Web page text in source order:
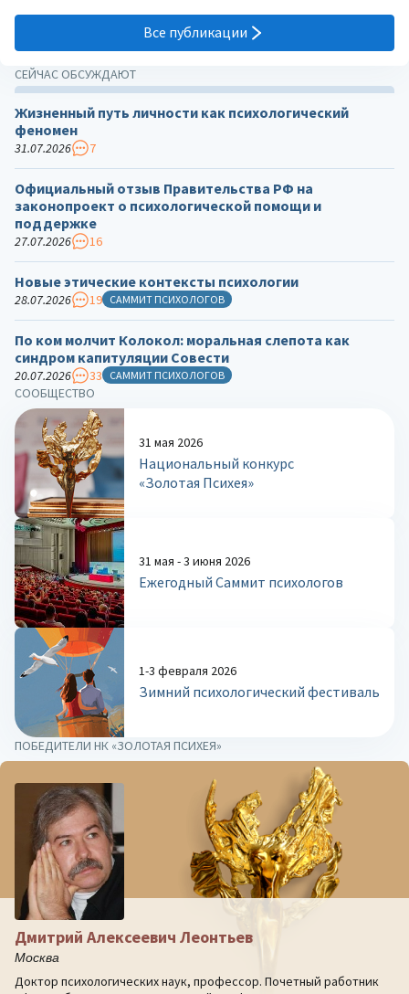
Все публикации
СООБЩЕСТВО
31 мая 2026
Национальный конкурс
«Золотая Психея»
31 мая - 3 июня 2026
Ежегодный Саммит психологов
1-3 февраля 2026
Зимний психологический фестиваль
СЕЙЧАС ОБСУЖДАЮТ
Жизненный путь личности как психологический
феномен
31.07.2026 7
Официальный отзыв Правительства РФ на
законопроект о психологической помощи и
поддержке
27.07.2026 16
Новые этические контексты психологии
28.07.2026 19 САММИТ ПСИХОЛОГОВ
По ком молчит Колокол: моральная слепота как
синдром капитуляции Совести
20.07.2026 33 САММИТ ПСИХОЛОГОВ
ПОБЕДИТЕЛИ НК «ЗОЛОТАЯ ПСИХЕЯ»
Дмитрий Алексеевич Леонтьев
Москва
Доктор психологических наук, профессор. Почетный работник